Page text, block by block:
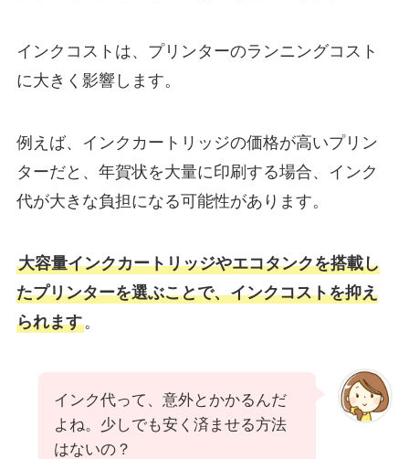
インクコストは、プリンターのランニングコスト
に大きく影響します。
例えば、インクカートリッジの価格が高いプリン
ターだと、年賀状を大量に印刷する場合、インク
代が大きな負担になる可能性があります。
大容量インクカートリッジやエコタンクを搭載し
たプリンターを選ぶことで、インクコストを抑え
られます。
インク代って、意外とかかるんだ
よね。少しでも安く済ませる方法
はないの？